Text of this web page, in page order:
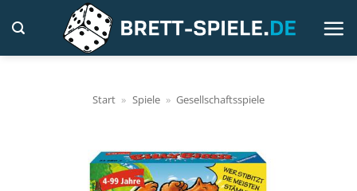
Inhalt
springen
Start » Spiele » Gesellschaftsspiele